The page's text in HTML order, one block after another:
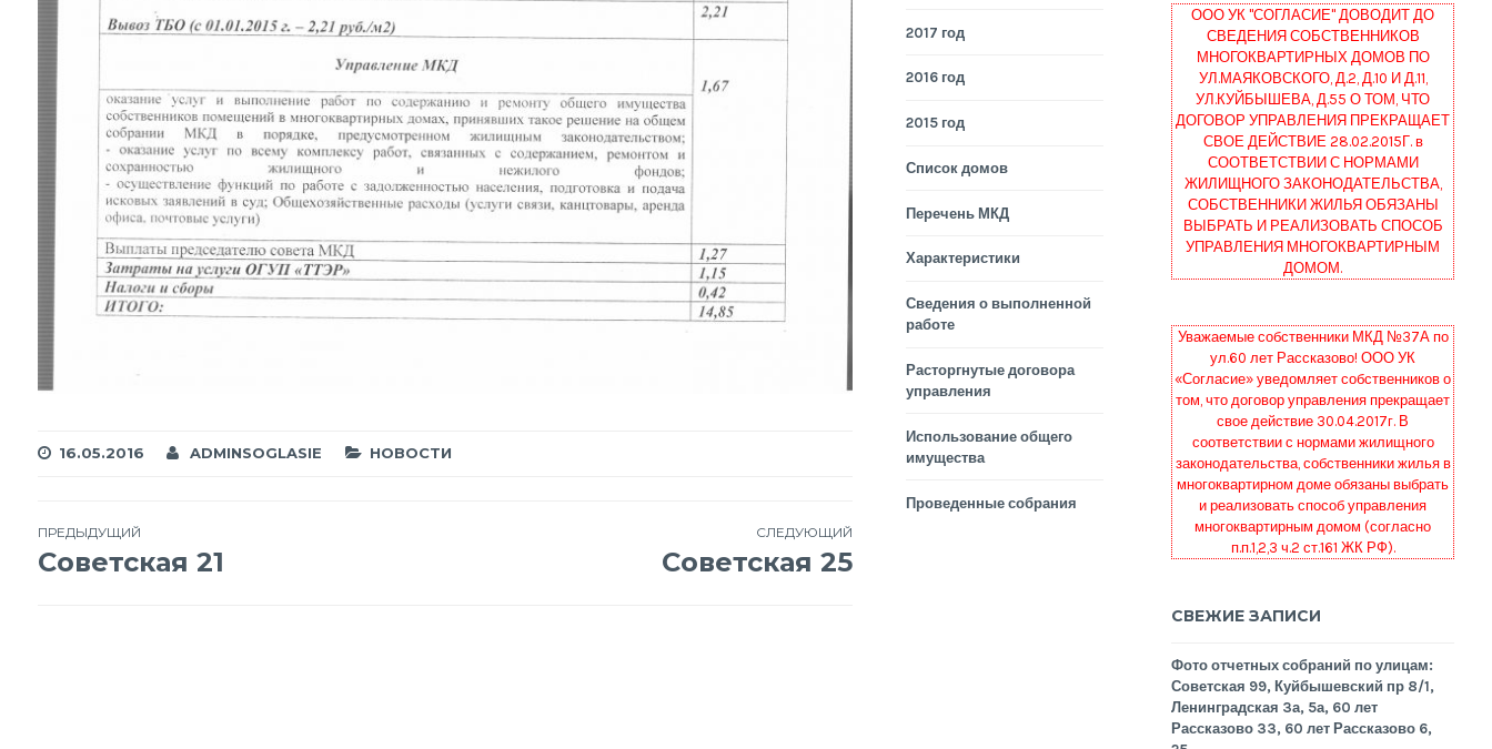
16.05.2016 ADMINSOGLASIE НОВОСТИ
Навигация
ПРЕДЫДУЩИЙ
Советская 21
СЛЕДУЮЩИЙ
Советская 25
2017 год
2016 год
2015 год
Список домов
Перечень МКД
Характеристики
Сведения о выполненной
работе
Расторгнутые договора
управления
Использование общего
имущества
Проведенные собрания
ООО УК "СОГЛАСИЕ" ДОВОДИТ ДО
СВЕДЕНИЯ СОБСТВЕННИКОВ
МНОГОКВАРТИРНЫХ ДОМОВ ПО
УЛ.МАЯКОВСКОГО, Д.2, Д.10 И Д.11,
УЛ.КУЙБЫШЕВА, Д.55 О ТОМ, ЧТО
ДОГОВОР УПРАВЛЕНИЯ ПРЕКРАЩАЕТ
СВОЕ ДЕЙСТВИЕ 28.02.2015Г. в
СООТВЕТСТВИИ С НОРМАМИ
ЖИЛИЩНОГО ЗАКОНОДАТЕЛЬСТВА,
СОБСТВЕННИКИ ЖИЛЬЯ ОБЯЗАНЫ
ВЫБРАТЬ И РЕАЛИЗОВАТЬ СПОСОБ
УПРАВЛЕНИЯ МНОГОКВАРТИРНЫМ
ДОМОМ.
Уважаемые собственники МКД №37А по
ул.60 лет Рассказово! ООО УК
«Согласие» уведомляет собственников о
том, что договор управления прекращает
свое действие 30.04.2017г. В
соответствии с нормами жилищного
законодательства, собственники жилья в
многоквартирном доме обязаны выбрать
и реализовать способ управления
многоквартирным домом (согласно
п.п.1,2,3 ч.2 ст.161 ЖК РФ).
СВЕЖИЕ ЗАПИСИ
Фото отчетных собраний по улицам:
Советская 99, Куйбышевский пр 8/1,
Ленинградская 3а, 5а, 60 лет
Рассказово 33, 60 лет Рассказово 6,